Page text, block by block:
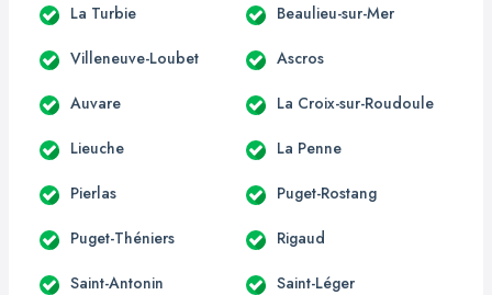
La Turbie Beaulieu-sur-Mer
Villeneuve-Loubet Ascros
Auvare La Croix-sur-Roudoule
Lieuche La Penne
Pierlas Puget-Rostang
Puget-Théniers Rigaud
Saint-Antonin Saint-Léger